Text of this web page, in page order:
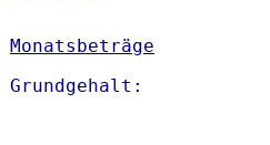
Monatsbeträge